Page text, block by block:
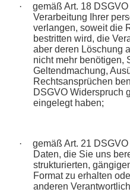
·
gemäß Art. 18
Verarbeitung Ihrer
verlangen, soweit die
bestritten wird, die
aber deren Löschung
nicht mehr benötigen,
Geltendmachung,
Rechtsansprüchen
DSGVO Widerspruch
eingelegt haben;
·
gemäß Art. 21
Daten, die Sie uns
strukturierten,
Format zu erhalten
anderen